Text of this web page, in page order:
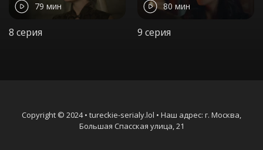
79 мин
8 серия
80 мин
9 серия
Copyright © 2024 • tureckie-serialy.lol • Наш адрес: г. Москва,
Большая Спасская улица, 21